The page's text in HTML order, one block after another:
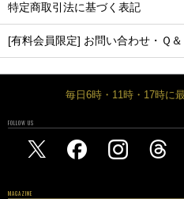
特定商取引法に基づく表記
[有料会員限定] お問い合わせ・Ｑ＆
毎日6時・11時・17時に
FOLLOW US
MAGAZINE